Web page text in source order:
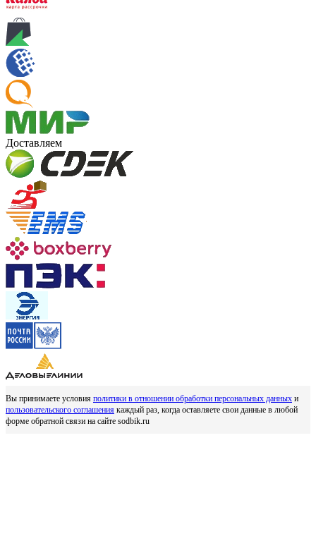
Доставляем
Вы принимаете условия политики в отношении обработки персональных данных и
пользовательского соглашения каждый раз, когда оставляете свои данные в любой
форме обратной связи на сайте sodbik.ru